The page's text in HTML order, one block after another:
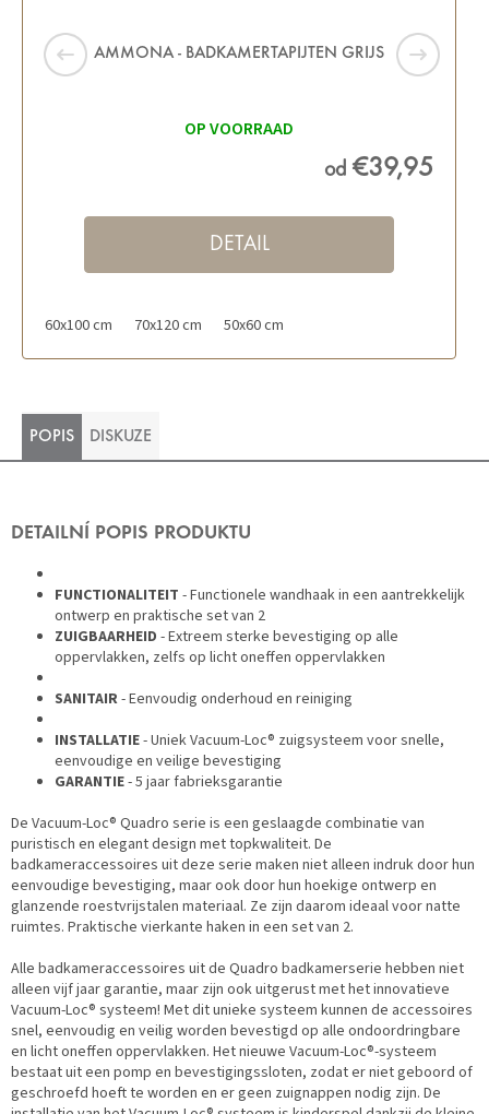
AMMONA - BADKAMERTAPIJTEN GRIJS
OP VOORRAAD
od €39,95
DETAIL
60x100 cm 70x120 cm 50x60 cm
POPIS DISKUZE
DETAILNÍ POPIS PRODUKTU
FUNCTIONALITEIT - Functionele wandhaak in een aantrekkelijk
ontwerp en praktische set van 2
ZUIGBAARHEID - Extreem sterke bevestiging op alle
oppervlakken, zelfs op licht oneffen oppervlakken
SANITAIR- Eenvoudig onderhoud en reiniging
INSTALLATIE- Uniek Vacuum-Loc® zuigsysteem voor snelle,
eenvoudige en veilige bevestiging
GARANTIE- 5 jaar fabrieksgarantie
De Vacuum-Loc® Quadro serie is een geslaagde combinatie van
puristisch en elegant design met topkwaliteit. De
badkameraccessoires uit deze serie maken niet alleen indruk door hun
eenvoudige bevestiging, maar ook door hun hoekige ontwerp en
glanzende roestvrijstalen materiaal. Ze zijn daarom ideaal voor natte
ruimtes. Praktische vierkante haken in een set van 2.
Alle badkameraccessoires uit de Quadro badkamerserie hebben niet
alleen vijf jaar garantie, maar zijn ook uitgerust met het innovatieve
Vacuum-Loc® systeem! Met dit unieke systeem kunnen de accessoires
snel, eenvoudig en veilig worden bevestigd op alle ondoordringbare
en licht oneffen oppervlakken. Het nieuwe Vacuum-Loc®-systeem
bestaat uit een pomp en bevestigingssloten, zodat er niet geboord of
geschroefd hoeft te worden en er geen zuignappen nodig zijn. De